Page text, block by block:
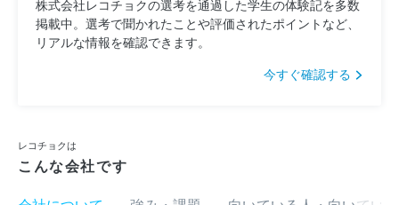
株式会社レコチョクの選考を通過した学生の体験記を多数
掲載中。選考で聞かれたことや評価されたポイントなど、
リアルな情報を確認できます。
今すぐ確認する
レコチョクは
こんな会社です